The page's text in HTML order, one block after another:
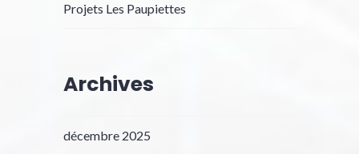
Projets Les Paupiettes
Archives
décembre 2025